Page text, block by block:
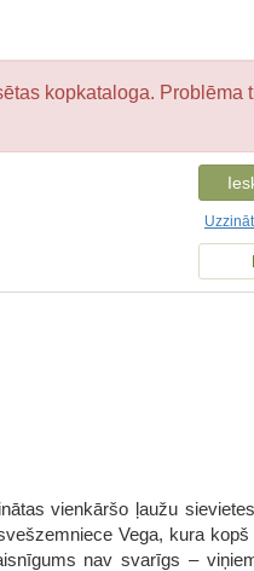
kopkataloga. Problēma
vienkāršo ļaužu
Vega, kura
nav svarīgs –